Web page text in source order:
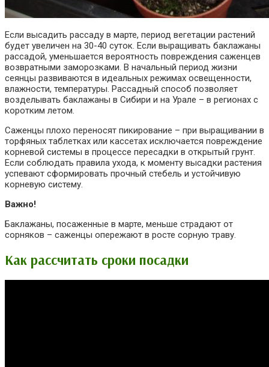
Если высадить рассаду в марте, период вегетации растений
будет увеличен на 30-40 суток. Если выращивать баклажаны
рассадой, уменьшается вероятность повреждения саженцев
возвратными заморозками. В начальный период жизни
сеянцы развиваются в идеальных режимах освещенности,
влажности, температуры. Рассадный способ позволяет
возделывать баклажаны в Сибири и на Урале – в регионах с
коротким летом.
Саженцы плохо переносят пикирование – при выращивании в
торфяных таблетках или кассетах исключается повреждение
корневой системы в процессе пересадки в открытый грунт.
Если соблюдать правила ухода, к моменту высадки растения
успевают сформировать прочный стебель и устойчивую
корневую систему.
Важно!
Баклажаны, посаженные в марте, меньше страдают от
сорняков – саженцы опережают в росте сорную траву.
Как рассчитать сроки посадки